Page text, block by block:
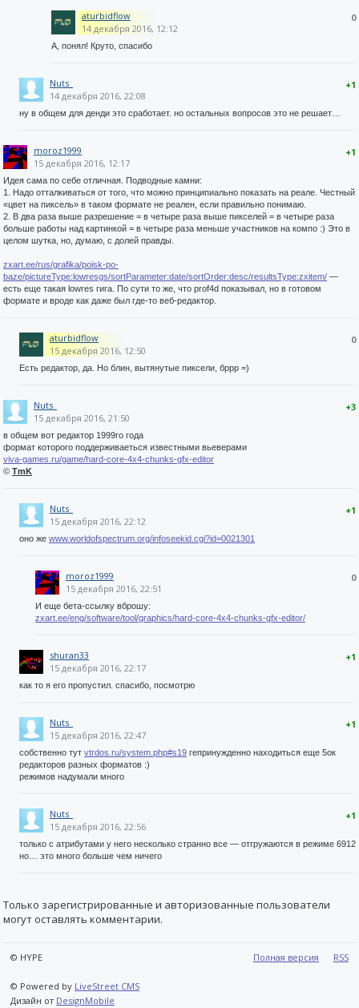
0
aturbidflow
14 декабря 2016, 12:12
А, понял! Круто, спасибо
+1
Nuts_
14 декабря 2016, 22:08
ну в общем для денди это сработает. но остальных вопросов это не решает…
+1
moroz1999
15 декабря 2016, 12:17
Идея сама по себе отличная. Подводные камни:
1. Надо отталкиваться от того, что можно принципиально показать на реале. Честный
«цвет на пиксель» в таком формате не реален, если правильно понимаю.
2. В два раза выше разрешение = в четыре раза выше пикселей = в четыре раза
больше работы над картинкой = в четыре раза меньше участников на компо :) Это в
целом шутка, но, думаю, с долей правды.
zxart.ee/rus/grafika/poisk-po-
baze/pictureType:lowresgs/sortParameter:date/sortOrder:desc/resultsType:zxitem/ —
есть еще такая lowres гига. По сути то же, что prof4d показывал, но в готовом
формате и вроде как даже был где-то веб-редактор.
0
aturbidflow
15 декабря 2016, 12:50
Есть редактор, да. Но блин, вытянутые пиксели, бррр =)
+3
Nuts_
15 декабря 2016, 21:50
в общем вот редактор 1999го года
формат которого поддерживаеться известными вьеверами
viva-games.ru/game/hard-core-4x4-chunks-gfx-editor
© TmK
+1
Nuts_
15 декабря 2016, 22:12
оно же www.worldofspectrum.org/infoseekid.cgi?id=0021301
0
moroz1999
15 декабря 2016, 22:51
И еще бета-ссылку вброшу:
zxart.ee/eng/software/tool/graphics/hard-core-4x4-chunks-gfx-editor/
+1
shuran33
15 декабря 2016, 22:17
как то я его пропустил. спасибо, посмотрю
+1
Nuts_
15 декабря 2016, 22:47
собственно тут vtrdos.ru/system.php#s19 гепринужденно находиться еще 5ок
редакторов разных форматов :)
режимов надумали много
+1
Nuts_
15 декабря 2016, 22:56
только с атрибутами у него несколько странно все — отгружаются в режиме 6912
но… это много больше чем ничего
Только зарегистрированные и авторизованные пользователи
могут оставлять комментарии.
Полная версия RSS
© HYPE
© Powered by LiveStreet CMS
Дизайн от DesignMobile